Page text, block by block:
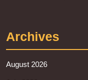
Archives
August 2026